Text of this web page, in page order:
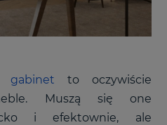
gabinet to oczywiście
Muszą się one
i efektownie, ale